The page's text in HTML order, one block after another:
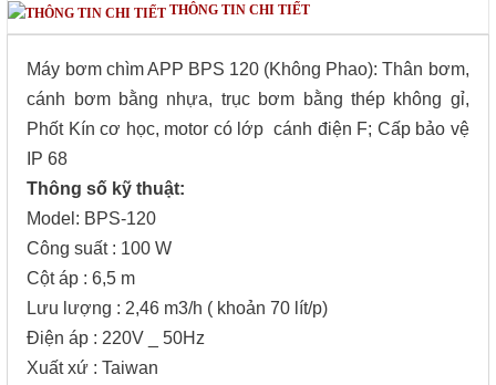
THÔNG TIN CHI TIẾT
Máy bơm chìm APP BPS 120 (Không Phao): Thân bơm,
cánh bơm bằng nhựa, trục bơm bằng thép không gỉ,
Phốt Kín cơ học, motor có lớp cánh điện F; Cấp bảo vệ
IP 68
Thông số kỹ thuật:
Model: BPS-120
Công suất : 100 W
Cột áp : 6,5 m
Lưu lượng : 2,46 m3/h ( khoản 70 lít/p)
Điện áp : 220V _ 50Hz
Xuất xứ : Taiwan